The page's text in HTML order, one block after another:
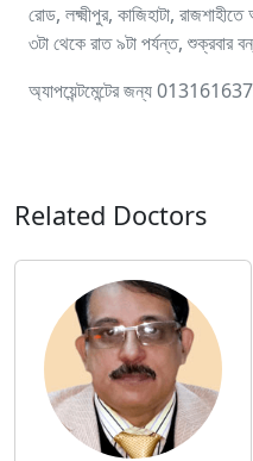
রোড, লক্ষ্মীপুর, কাজিহাটা,
৩টা থেকে রাত ৯টা পর্যন্ত, শুক্রবার
অ্যাপয়েন্টমেন্টের জন্য
Related Doctors